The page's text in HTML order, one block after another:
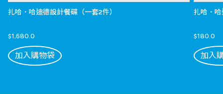
扎哈．哈迪德設計餐碟（一套2件）
$1,680.0
加入購物袋
扎哈．
$180.0
加入